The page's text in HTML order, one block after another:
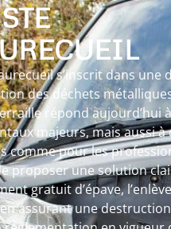
s’inscrit dans
des déchets
répond aujourd’hui
majeurs, mais aussi
comme pour les
proposer une solution
gratuit d’épave,
assurant une destruction